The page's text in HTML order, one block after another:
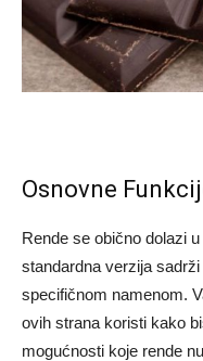
Osnovne
Rende se obično dolazi
standardna verzija
specifičnom namenom.
ovih strana koristi kako
mogućnosti koje rende